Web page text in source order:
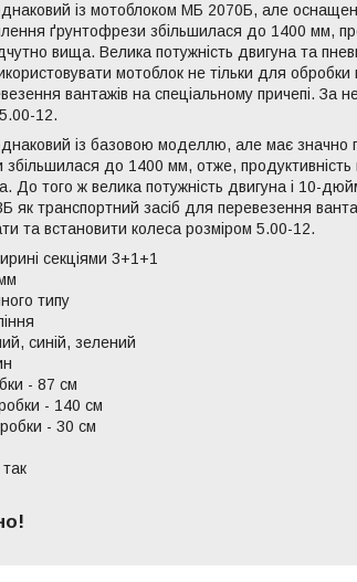
із мотоблоком МБ 2070Б, але
ґрунтофрези збільшилася до 1400 мм,
вища. Велика потужність двигуна та
мотоблок не тільки для обробки
вантажів на спеціальному причепі. За
12.
із базовою моделлю, але має значно
до 1400 мм, отже, продуктивність
До того ж велика потужність двигуна і 10-
як транспортний засіб для перевезення
та встановити колеса розміром 5.00-12.
секціями 3+1+1
типу
синій, зелений
- 87 см
- 140 см
- 30 см